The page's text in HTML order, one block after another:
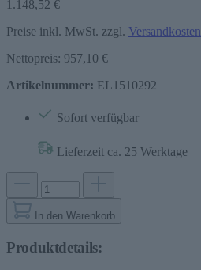
1.148,52 €
Preise inkl. MwSt. zzgl. Versandkosten
Nettopreis: 957,10 €
Artikelnummer: EL1510292
Sofort verfügbar
|
Lieferzeit ca. 25 Werktage
In den Warenkorb
Produktdetails: